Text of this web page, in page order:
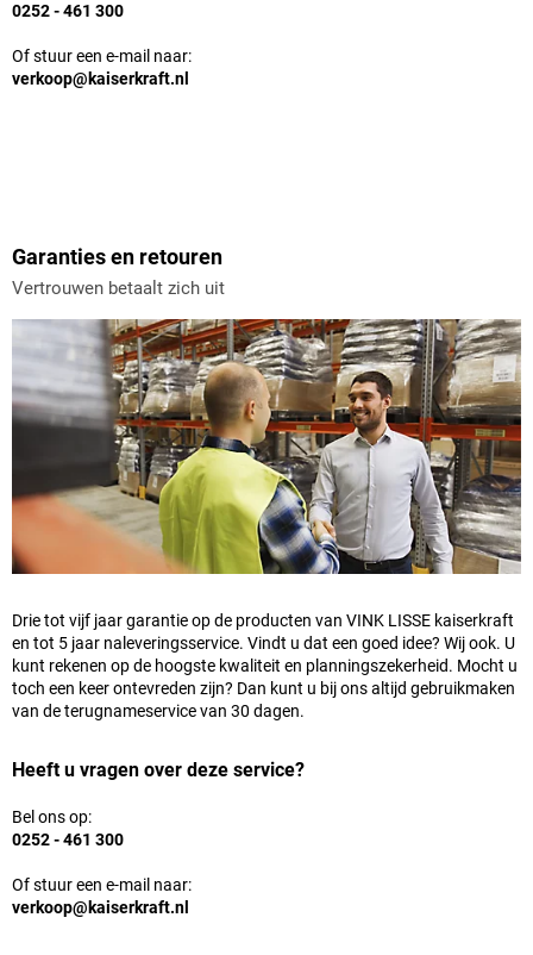
0252 - 461 300
Of stuur een e-mail naar:
verkoop@kaiserkraft.nl
Garanties en retouren
Vertrouwen betaalt zich uit
Drie tot vijf jaar garantie op de producten van VINK LISSE kaiserkraft
en tot 5 jaar naleveringsservice. Vindt u dat een goed idee? Wij ook. U
kunt rekenen op de hoogste kwaliteit en planningszekerheid. Mocht u
toch een keer ontevreden zijn? Dan kunt u bij ons altijd gebruikmaken
van de terugnameservice van 30 dagen.
Heeft u vragen over deze service?
Bel ons op:
0252 - 461 300
Of stuur een e-mail naar:
verkoop@kaiserkraft.nl